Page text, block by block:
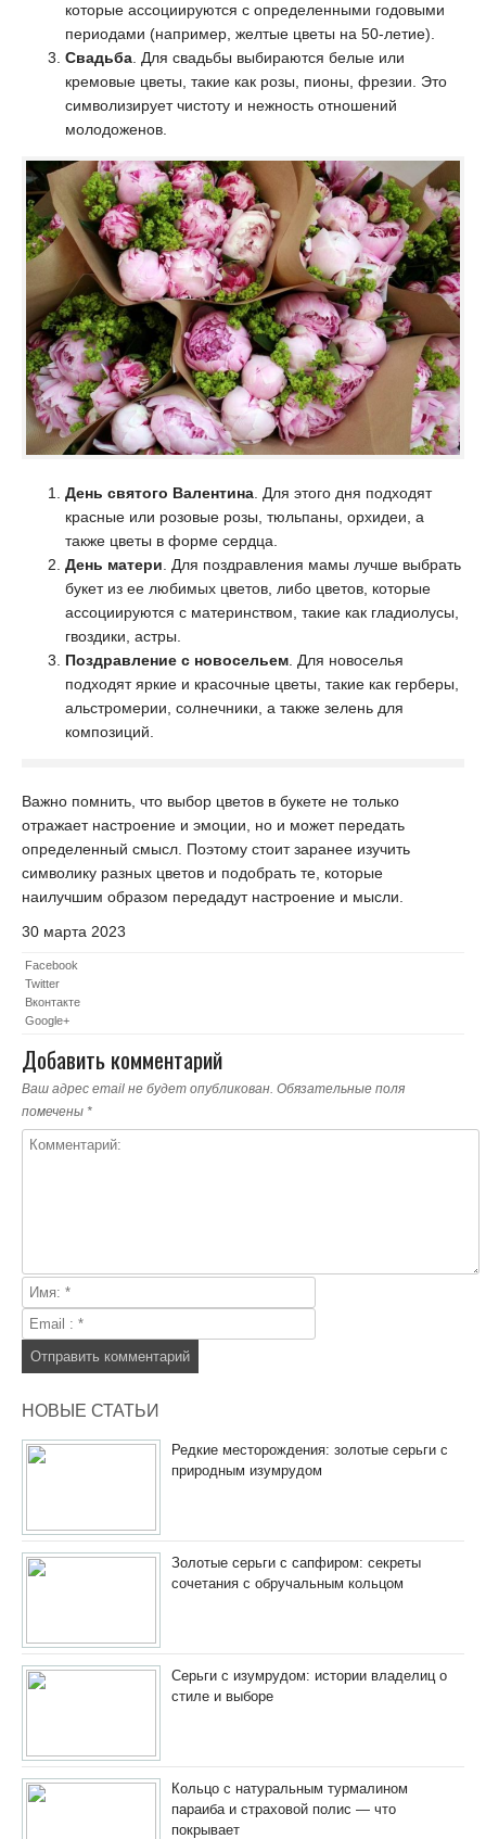
которые ассоциируются с определенными годовыми
периодами (например, желтые цветы на 50-летие).
Свадьба . Для свадьбы выбираются белые или
кремовые цветы, такие как розы, пионы, фрезии. Это
символизирует чистоту и нежность отношений
молодоженов.
День святого Валентина . Для этого дня подходят
красные или розовые розы, тюльпаны, орхидеи, а
также цветы в форме сердца.
День матери . Для поздравления мамы лучше выбрать
букет из ее любимых цветов, либо цветов, которые
ассоциируются с материнством, такие как гладиолусы,
гвоздики, астры.
Поздравление с новосельем . Для новоселья
подходят яркие и красочные цветы, такие как герберы,
альстромерии, солнечники, а также зелень для
композиций.
Важно помнить, что выбор цветов в букете не только
отражает настроение и эмоции, но и может передать
определенный смысл. Поэтому стоит заранее изучить
символику разных цветов и подобрать те, которые
наилучшим образом передадут настроение и мысли.
30 марта 2023
Facebook
Twitter
Вконтакте
Google+
Добавить комментарий
Ваш адрес email не будет опубликован. Обязательные поля
помечены *
НОВЫЕ СТАТЬИ
Редкие месторождения: золотые серьги с
природным изумрудом
Золотые серьги с сапфиром: секреты
сочетания с обручальным кольцом
Серьги с изумрудом: истории владелиц о
стиле и выборе
Кольцо с натуральным турмалином
параиба и страховой полис — что
покрывает